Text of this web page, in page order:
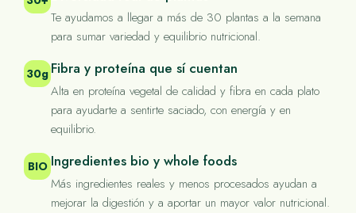
Te ayudamos a llegar a más de 30 plantas a la semana
para sumar variedad y equilibrio nutricional.
30g Fibra y proteína que sí cuentan
Alta en proteína vegetal de calidad y fibra en cada plato
para ayudarte a sentirte saciado, con energía y en
equilibrio.
BIO Ingredientes bio y whole foods
Más ingredientes reales y menos procesados ayudan a
mejorar la digestión y a aportar un mayor valor nutricional.